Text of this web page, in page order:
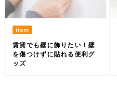
賃貸でも壁に飾りたい！壁
を傷つけずに貼れる便利グ
ッズ